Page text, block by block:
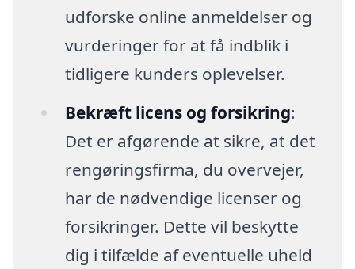
udforske online anmeldelser og
vurderinger for at få indblik i
tidligere kunders oplevelser.
Bekræft licens og forsikring:
Det er afgørende at sikre, at det
rengøringsfirma, du overvejer,
har de nødvendige licenser og
forsikringer. Dette vil beskytte
dig i tilfælde af eventuelle uheld